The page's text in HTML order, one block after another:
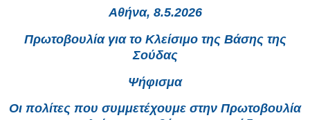
Αθήνα, 8.5.2026
Πρωτοβουλία για το Κλείσιμο της Βάσης της
Σούδας
Ψήφισμα
Οι πολίτες που συμμετέχουμε στην Πρωτοβουλία